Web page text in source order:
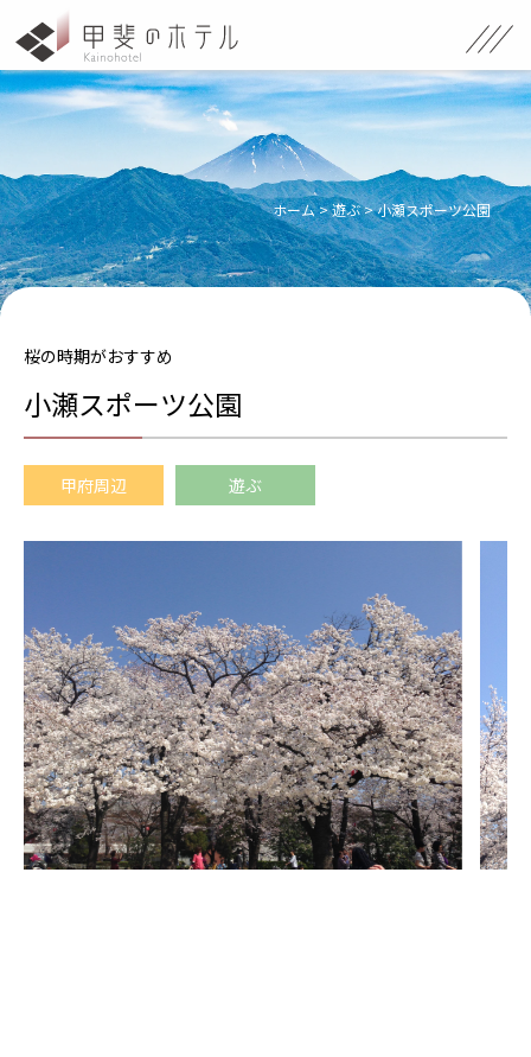
ホーム>遊ぶ>小瀬スポーツ公園
桜の時期がおすすめ
小瀬スポーツ公園
甲府周辺 遊ぶ